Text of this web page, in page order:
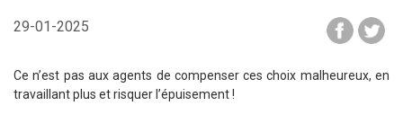
29-01-2025
Ce n’est pas aux agents de compenser ces choix malheureux, en
travaillant plus et risquer l’épuisement !